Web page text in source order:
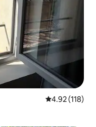
Calificación
4.92 (118)